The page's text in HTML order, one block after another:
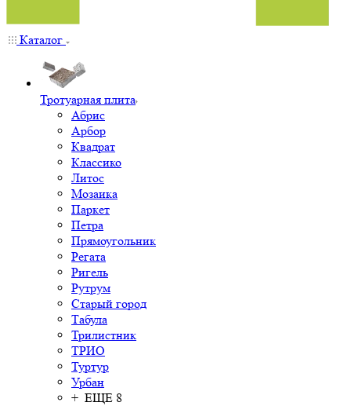
Каталог
Тротуарная плита
Абрис
Арбор
Квадрат
Классико
Литос
Мозаика
Паркет
Петра
Прямоугольник
Регата
Ригель
Рутрум
Старый город
Табула
Трилистник
ТРИО
Туртур
Урбан
+ ЕЩЕ 8